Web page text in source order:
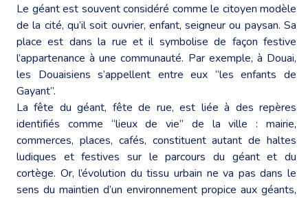
Le géant est souvent considéré comme le citoyen modèle
de la cité, qu’il soit ouvrier, enfant, seigneur ou paysan. Sa
place est dans la rue et il symbolise de façon festive
l’appartenance à une communauté. Par exemple, à Douai,
les Douaisiens s’appellent entre eux “les enfants de
Gayant”.
La fête du géant, fête de rue, est liée à des repères
identifiés comme “lieux de vie” de la ville : mairie,
commerces, places, cafés, constituent autant de haltes
ludiques et festives sur le parcours du géant et du
cortège. Or, l’évolution du tissu urbain ne va pas dans le
sens du maintien d’un environnement propice aux géants,